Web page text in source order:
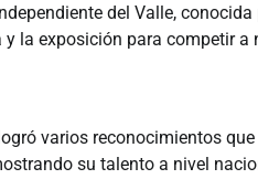
del Valle,
la exposición para competir a
varios reconocimientos
su talento a nivel